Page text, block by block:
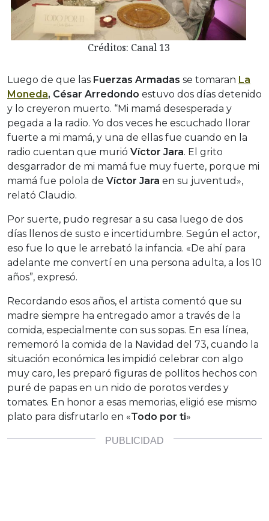
Créditos: Canal 13
Luego de que las Fuerzas Armadas se tomaran La
Moneda, César Arredondo estuvo dos días detenido
y lo creyeron muerto. “Mi mamá desesperada y
pegada a la radio. Yo dos veces he escuchado llorar
fuerte a mi mamá, y una de ellas fue cuando en la
radio cuentan que murió Víctor Jara. El grito
desgarrador de mi mamá fue muy fuerte, porque mi
mamá fue polola de Víctor Jara en su juventud»,
relató Claudio.
Por suerte, pudo regresar a su casa luego de dos
días llenos de susto e incertidumbre. Según el actor,
eso fue lo que le arrebató la infancia. «De ahí para
adelante me convertí en una persona adulta, a los 10
años”, expresó.
Recordando esos años, el artista comentó que su
madre siempre ha entregado amor a través de la
comida, especialmente con sus sopas. En esa línea,
rememoró la comida de la Navidad del 73, cuando la
situación económica les impidió celebrar con algo
muy caro, les preparó figuras de pollitos hechos con
puré de papas en un nido de porotos verdes y
tomates. En honor a esas memorias, eligió ese mismo
plato para disfrutarlo en «Todo por ti»